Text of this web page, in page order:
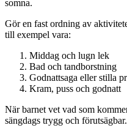
somna.
Gör en fast ordning av
till exempel vara:
Middag och lugn lek
Bad och tandborstning
Godnattsaga eller stilla
Kram, puss och godnatt
När barnet vet vad som
sängdags trygg och förutsägbar.